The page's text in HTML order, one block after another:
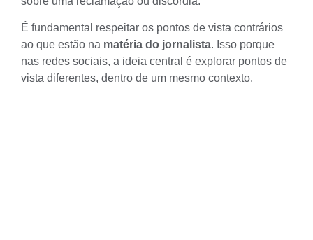
É fundamental respeitar os pontos de vista contrários
ao que estão na matéria do jornalista. Isso porque
nas redes sociais, a ideia central é explorar pontos de
vista diferentes, dentro de um mesmo contexto.